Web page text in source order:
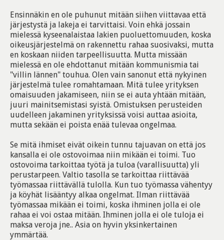
Ensinnäkin en ole puhunut mitään siihen viittavaa että
järjestystä ja lakeja ei tarvittaisi. Voin ehkä jossain
mielessä kyseenalaistaa lakien puoluettomuuden, koska
oikeusjärjestelmä on rakennettu rahaa suosivaksi, mutta
en koskaan niiden tarpeellisuutta. Mutta missään
mielessä en ole ehdottanut mitään kommunismia tai
"villin lännen" touhua. Olen vain sanonut että nykyinen
järjestelmä tulee romahtamaan. Mitä tulee yrityksen
omaisuuden jakamiseen, niin se ei auta yhtään mitään,
juuri mainitsemistasi syistä. Omistuksen perusteiden
uudelleen jakaminen yrityksissä voisi auttaa asioita,
mutta sekään ei poista enää tulevaa ongelmaa.
Se mitä ihmiset eivät oikein tunnu tajuavan on että jos
kansalla ei ole ostovoimaa niin mikään ei toimi. Tuo
ostovoima tarkoittaa työtä ja tuloa (varallisuutta) yli
perustarpeen. Valtio tasolla se tarkoittaa riittävää
työmassaa riittävällä tulolla. Kun tuo työmassa vähentyy
ja köyhät lisääntyy alkaa ongelmat. Ilman riittävää
työmassaa mikään ei toimi, koska ihminen jolla ei ole
rahaa ei voi ostaa mitään. Ihminen jolla ei ole tuloja ei
maksa veroja jne.. Asia on hyvin yksinkertainen
ymmärtää.